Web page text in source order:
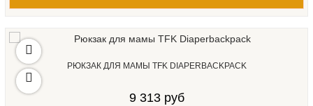
РЮКЗАК ДЛЯ МАМЫ TFK DIAPERBACKPACK
9 313 руб